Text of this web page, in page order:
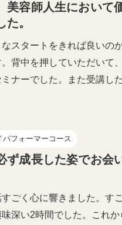
美容師人生において
。
スタートをきれば良いの
背中を押していただいて
ナーでした。また受講し
パフォーマーコース
ず成長した姿でお会
ごく心に響きました。す
味深い2時間でした。これか